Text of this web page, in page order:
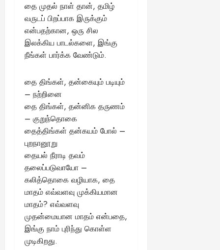
தை முதல் நாள் தான், தமிழ்
வருடப் பிறப்பாக இருக்கும்
என்பதற்கான, ஒரு சில
இலக்கிய பாடல்களை, இங்கு
நீங்கள் பார்க்க வேண்டும்.
தை திங்கள், தன்கையும் படியும்
– நற்றினை
தை திங்கள், தன்னிக தருணம்
– குறுந்தொகை
தைத்திங்கள் தன்கயம் போல் –
புறநானூறு
தையல் நீராடி தவம்
தலைப்படுவாயோ –
கலித்தொகை வழியாக, தை
மாதம் எவ்வளவு முக்கியமான
மாதம்? எவ்வளவு
முதன்மையான மாதம் என்பதை,
இங்கு நாம் புரிந்து கொள்ள
முடிகிறது.